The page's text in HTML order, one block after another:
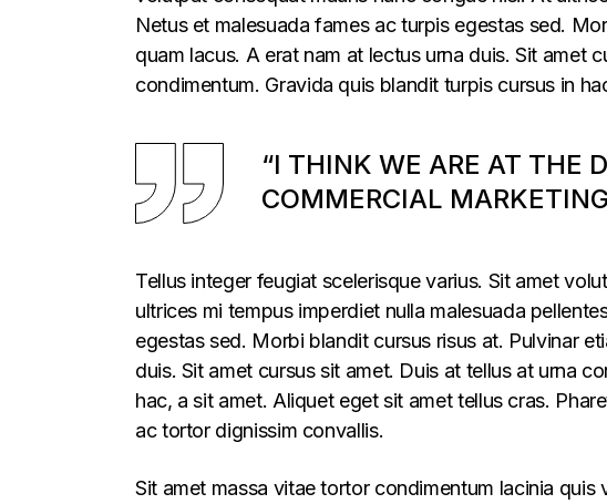
Netus et malesuada fames ac turpis egestas sed.
quam lacus. A erat nam at lectus urna duis. Sit amet
condimentum. Gravida quis blandit turpis cursus in
“I THINK WE ARE AT THE
COMMERCIAL
Tellus integer feugiat scelerisque varius. Sit amet
ultrices mi tempus imperdiet nulla malesuada
egestas sed. Morbi blandit cursus risus at. Pulvinar
duis. Sit amet cursus sit amet. Duis at tellus at urna
hac, a sit amet. Aliquet eget sit amet tellus cras.
ac tortor dignissim convallis.
Sit amet massa vitae tortor condimentum lacinia quis